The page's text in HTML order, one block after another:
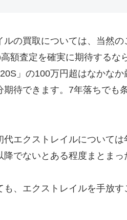
ルの買取については、当然
額査定を確実に期待するな
20S」の100万円超はなかな
期待できます。7年落ちでも
代エクストレイルについて
降でないとある程度まとまっ
も、エクストレイルを手放す